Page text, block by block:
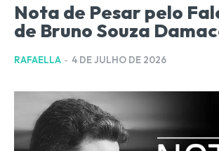
Nota de Pesar pelo
de Bruno Souza
RAFAELLA - 4 DE JULHO DE 2026